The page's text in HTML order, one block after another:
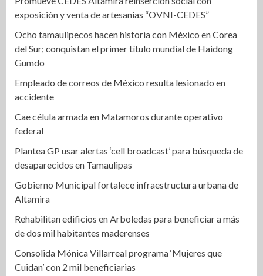
exposición y venta de artesanías “OVNI-CEDES”
Ocho tamaulipecos hacen historia con México en Corea
del Sur; conquistan el primer título mundial de Haidong
Gumdo
Empleado de correos de México resulta lesionado en
accidente
Cae célula armada en Matamoros durante operativo
federal
Plantea GP usar alertas ‘cell broadcast’ para búsqueda de
desaparecidos en Tamaulipas
Gobierno Municipal fortalece infraestructura urbana de
Altamira
Rehabilitan edificios en Arboledas para beneficiar a más
de dos mil habitantes maderenses
Consolida Mónica Villarreal programa ‘Mujeres que
Cuidan’ con 2 mil beneficiarias